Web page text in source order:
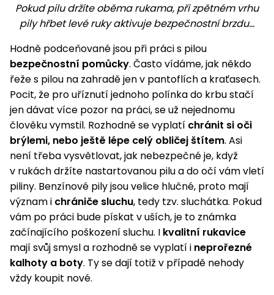
Pokud pilu držíte oběma rukama, při zpětném vrhu
pily hřbet levé ruky aktivuje bezpečnostní brzdu...
Hodně podceňované jsou při práci s pilou
bezpečnostní pomůcky. Často vídáme, jak někdo
řeže s pilou na zahradě jen v pantoflích a kraťasech.
Pocit, že pro uříznutí jednoho polínka do krbu stačí
jen dávat více pozor na práci, se už nejednomu
člověku vymstil. Rozhodně se vyplatí chránit si oči
brýlemi, nebo ještě lépe celý obličej štítem. Asi
není třeba vysvětlovat, jak nebezpečné je, když
v rukách držíte nastartovanou pilu a do očí vám vletí
piliny. Benzínové pily jsou velice hlučné, proto mají
význam i chrániče sluchu, tedy tzv. sluchátka. Pokud
vám po práci bude pískat v uších, je to známka
začínajícího poškození sluchu. I kvalitní rukavice
mají svůj smysl a rozhodně se vyplatí i neprořezné
kalhoty a boty. Ty se dají totiž v případě nehody
vždy koupit nové.